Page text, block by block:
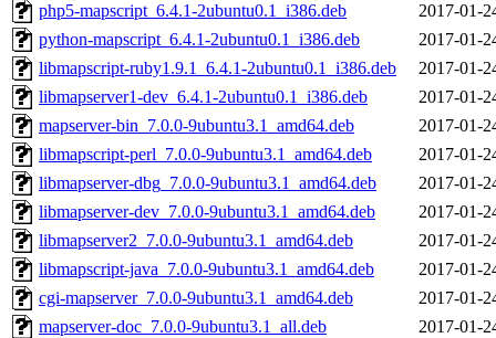
php5-mapscript_6.4.1-2ubuntu0.1_i386.deb
2017-01-
python-mapscript_6.4.1-2ubuntu0.1_i386.deb
2017-01-
libmapscript-ruby1.9.1_6.4.1-2ubuntu0.1_i386.deb
2017-01-
libmapserver1-dev_6.4.1-2ubuntu0.1_i386.deb
2017-01-
mapserver-bin_7.0.0-9ubuntu3.1_amd64.deb
2017-01-
libmapscript-perl_7.0.0-9ubuntu3.1_amd64.deb
2017-01-
libmapserver-dbg_7.0.0-9ubuntu3.1_amd64.deb
2017-01-
libmapserver-dev_7.0.0-9ubuntu3.1_amd64.deb
2017-01-
libmapserver2_7.0.0-9ubuntu3.1_amd64.deb
2017-01-
libmapscript-java_7.0.0-9ubuntu3.1_amd64.deb
2017-01-
cgi-mapserver_7.0.0-9ubuntu3.1_amd64.deb
2017-01-
mapserver-doc_7.0.0-9ubuntu3.1_all.deb
2017-01-